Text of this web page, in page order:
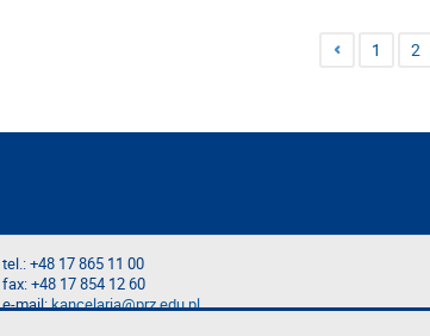
1 2
tel.: +48 17 865 11 00
fax: +48 17 854 12 60
e-mail:kancelaria@prz.edu.pl